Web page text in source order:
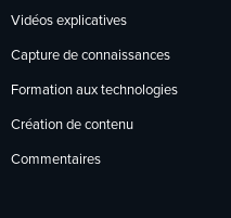
Vidéos explicatives
Capture de connaissances
Formation aux technologies
Création de contenu
Commentaires